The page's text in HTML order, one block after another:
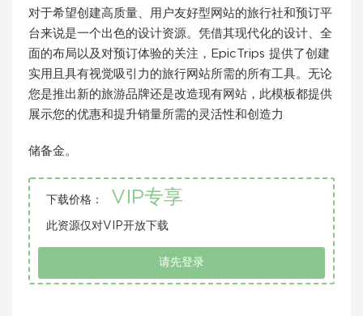
对于希望创建高质量、用户友好型网站的旅行社和预订平
台来说是一个出色的设计资源。凭借其现代化的设计、全
面的布局以及对预订体验的关注，EpicTrips 提供了创建
实用且具有视觉吸引力的旅行网站所需的所有工具。无论
您是推出新的旅游品牌还是改造现有网站，此模板都提供
展示您的优惠和提升销量所需的灵活性和创造力
储备金。
下载价格： VIP专享
此资源仅对VIP开放下载
请先登录